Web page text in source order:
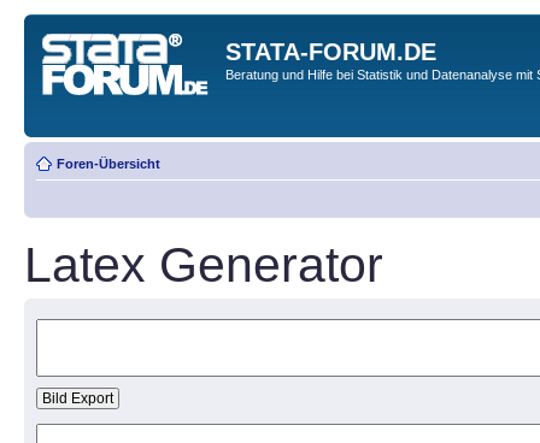
STATA-FORUM.DE
Beratung und Hilfe bei Statistik und Datenanalyse mit
Foren-Übersicht
Latex Generator